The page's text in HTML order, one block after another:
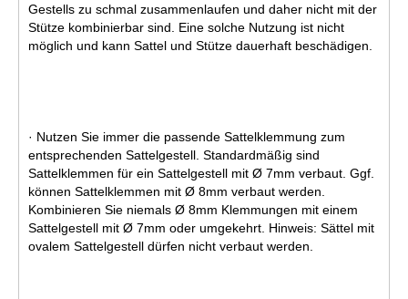
Gestells zu schmal zusammenlaufen und daher nicht mit der
Stütze kombinierbar sind. Eine solche Nutzung ist nicht
möglich und kann Sattel und Stütze dauerhaft beschädigen.
· Nutzen Sie immer die passende Sattelklemmung zum
entsprechenden Sattelgestell. Standardmäßig sind
Sattelklemmen für ein Sattelgestell mit Ø 7mm verbaut. Ggf.
können Sattelklemmen mit Ø 8mm verbaut werden.
Kombinieren Sie niemals Ø 8mm Klemmungen mit einem
Sattelgestell mit Ø 7mm oder umgekehrt. Hinweis: Sättel mit
ovalem Sattelgestell dürfen nicht verbaut werden.